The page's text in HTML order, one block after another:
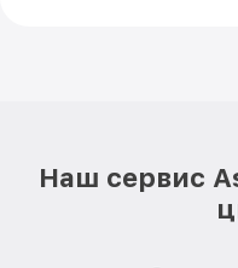
Наш сервис